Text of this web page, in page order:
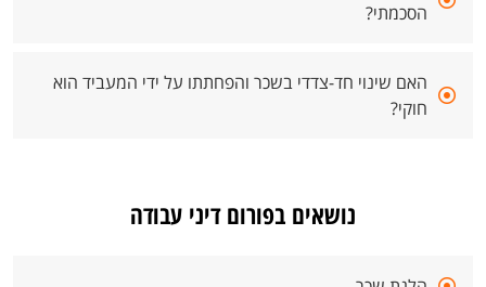
הסכמתי?
האם שינוי חד-צדדי בשכר והפחתתו על ידי המעביד הוא
חוקי?
נושאים בפורום דיני עבודה